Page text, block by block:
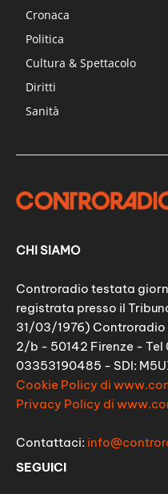
Cronaca
Politica
Cultura & Spettacolo
Diritti
Sanità
CHI SIAMO
Controradio testata
registrata presso il
31/03/1976) Controradio
2/b - 50142 Firenze - Tel
03353190485 - SDI:
Cookie Policy di
Privacy Policy di
Contattaci:
SEGUICI